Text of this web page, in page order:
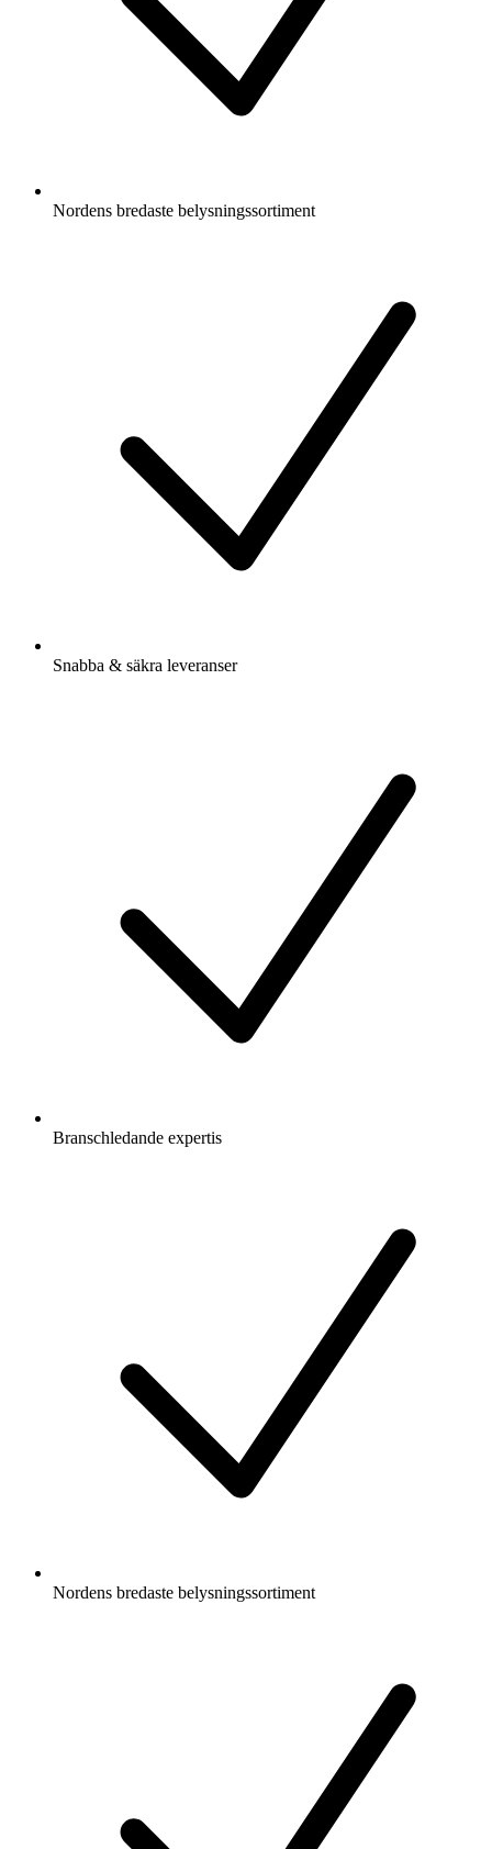
Nordens bredaste belysningssortiment
Snabba & säkra leveranser
Branschledande expertis
Nordens bredaste belysningssortiment